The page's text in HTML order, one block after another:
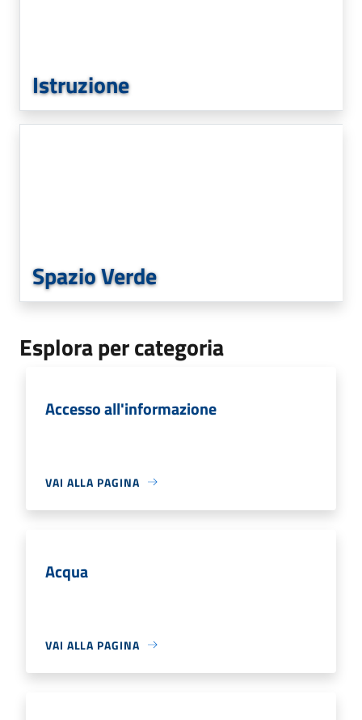
Istruzione
Spazio Verde
Esplora per categoria
Accesso all'informazione
VAI ALLA PAGINA
Acqua
VAI ALLA PAGINA